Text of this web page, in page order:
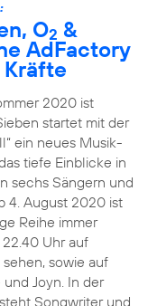
O2 &
AdFactory
2020 ist
startet mit der
ein neues Musik-
tiefe Einblicke in
sechs Sängern und
4. August 2020 ist
Reihe immer
Uhr auf
sowie auf
Joyn. In der
Songwriter und